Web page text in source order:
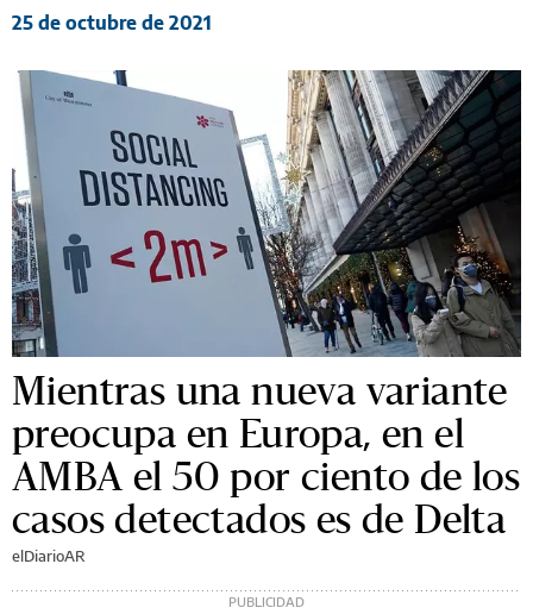
25 de octubre de 2021
Mientras una nueva variante
preocupa en Europa, en el
AMBA el 50 por ciento de los
casos detectados es de Delta
elDiarioAR